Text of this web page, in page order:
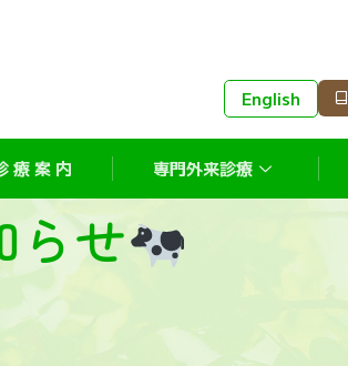
English
療 案 内 専門外来診療
らせ